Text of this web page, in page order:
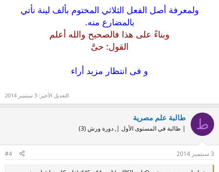
ولمعرفة أصل الفعل الثلاثي المختوم بألف لينة نأتي
بالمضارع منه.
وبناءً على هذا فالصحيح والله أعلم
القول: حىَّ
و فى انتظار مزيد أراء
التعديل الأخير: 3 سبتمبر 2014
ط طالبة علم مصرية
| طالبة في المستوى الأول |, دورة ورش (3)
3 سبتمبر 2014 #4